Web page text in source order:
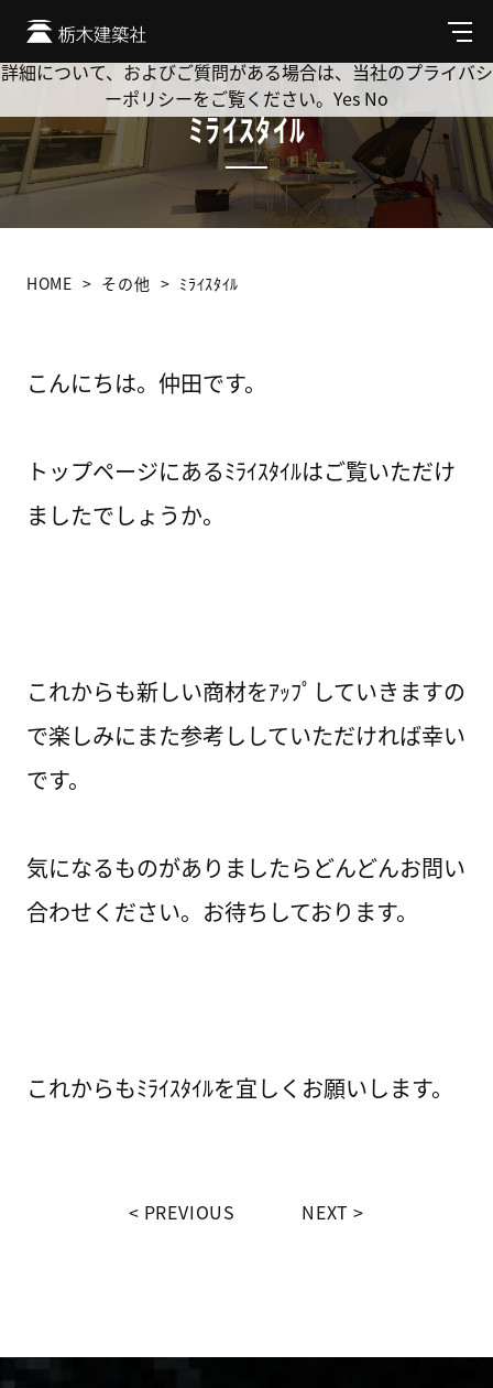
メ
ニ
ュ
ﾐﾗｲｽﾀｲﾙ
HOME その他 ﾐﾗｲｽﾀｲﾙ
こんにちは。仲田です。
トップページにあるﾐﾗｲｽﾀｲﾙはご覧いただけ
ましたでしょうか。
これからも新しい商材をｱｯﾌﾟしていきますの
で楽しみにまた参考ししていただければ幸い
です。
気になるものがありましたらどんどんお問い
合わせください。お待ちしております。
これからもﾐﾗｲｽﾀｲﾙを宜しくお願いします。
PREVIOUS NEXT
Cookie を使用して、お客様の活動を追跡してもよろしいです
か? 当社ではお客様のプライバシーを極めて重視しています。
詳細について、およびご質問がある場合は、当社のプライバシ
ーポリシーをご覧ください。 Yes No